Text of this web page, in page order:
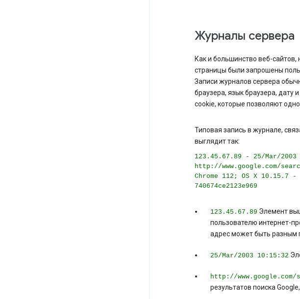
Журналы сервера
Как и большинство веб-
страницы были запрошены
Записи журналов сервера
браузера, язык браузера, дату
cookie, которые позволяют
Типовая запись в журнале,
выглядит так:
123.45.67.89 - 25/Mar/
http://www.google.com/
Chrome 112; OS X 10.15.7 -
740674ce2123e969
123.45.67.89 Элемент
пользователю интернет-
адрес может быть разным
25/Mar/2003 10:15:32
http://www.google.com/
результатов поиска